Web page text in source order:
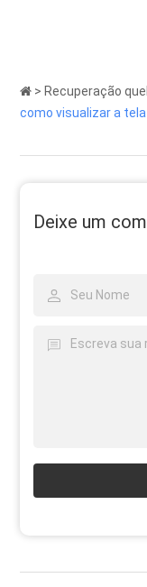
> Recuperação
como visualizar a
Deixe um